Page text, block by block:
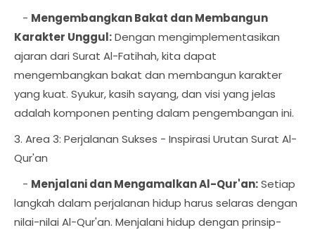
- Mengembangkan Bakat dan Membangun
Karakter Unggul:Dengan mengimplementasikan
ajaran dari Surat Al-Fatihah, kita dapat
mengembangkan bakat dan membangun karakter
yang kuat. Syukur, kasih sayang, dan visi yang jelas
adalah komponen penting dalam pengembangan ini.
3. Area 3: Perjalanan Sukses - Inspirasi Urutan Surat Al-
Qur'an
- Menjalani dan Mengamalkan Al-Qur'an:Setiap
langkah dalam perjalanan hidup harus selaras dengan
nilai-nilai Al-Qur'an. Menjalani hidup dengan prinsip-